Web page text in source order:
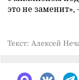
это не
Текст: Алексей